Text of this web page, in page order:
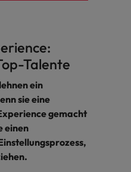
Talente
ein
sie eine
gemacht
einen